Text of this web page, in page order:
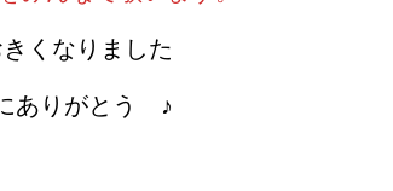
くなりました
ありがとう ♪